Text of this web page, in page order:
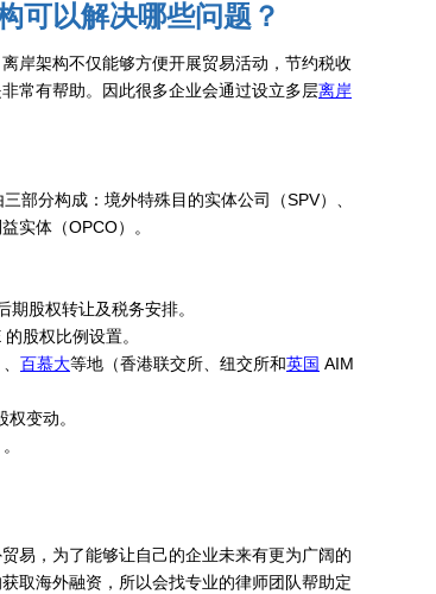
可以解决哪些问题？
岸架构不仅能够方便开展贸易活动，节约税收
常有帮助。因此很多企业会通过设立多层离岸
部分构成：境外特殊目的实体公司（SPV）、
实体（OPCO）。
股权转让及税务安排。
股权比例设置。
百慕大等地（香港联交所、纽交所和英国 AIM
变动。
易，为了能够让自己的企业未来有更为广阔的
取海外融资，所以会找专业的律师团队帮助定